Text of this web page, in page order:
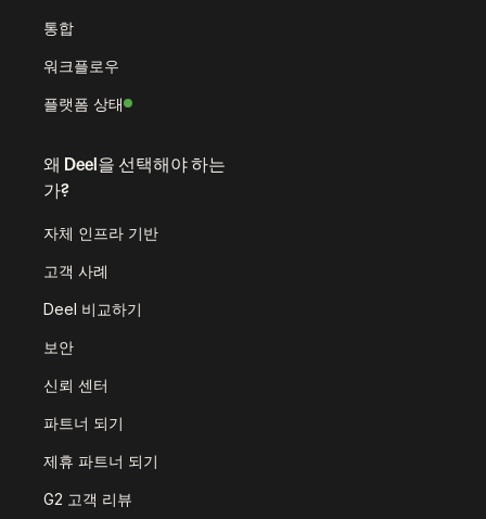
통합
워크플로우
플랫폼 상태
왜 Deel을 선택해야 하는
가?
자체 인프라 기반
고객 사례
Deel 비교하기
보안
신뢰 센터
파트너 되기
제휴 파트너 되기
G2 고객 리뷰